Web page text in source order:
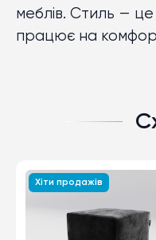
меблів. Стиль — це
працює на
Хіти продажів